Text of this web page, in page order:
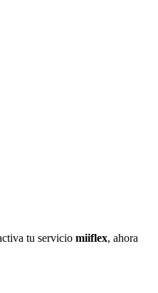
tu servicio miiflex, ahora